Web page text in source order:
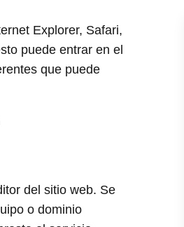
Explorer, Safari,
puede entrar en el
que puede
del sitio web. Se
o dominio